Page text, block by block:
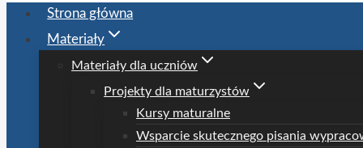
Strona główna
Materiały
Materiały dla uczniów
Projekty dla maturzystów
Kursy maturalne
Wsparcie skutecznego pisania